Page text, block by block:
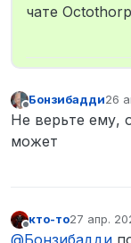
чате
Бонзибадди26
Не верьте ему,
может
Не в сети
кто-то27 апр.
@Бонзибадди